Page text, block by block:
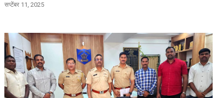
सप्टेंबर 11, 2025